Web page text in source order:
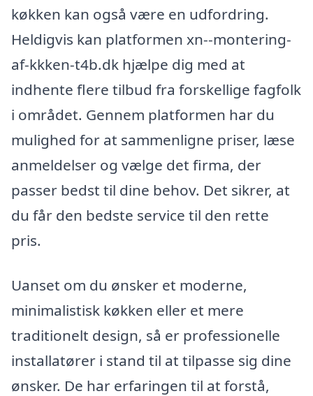
køkken kan også være en udfordring.
Heldigvis kan platformen xn--montering-
af-kkken-t4b.dk hjælpe dig med at
indhente flere tilbud fra forskellige fagfolk
i området. Gennem platformen har du
mulighed for at sammenligne priser, læse
anmeldelser og vælge det firma, der
passer bedst til dine behov. Det sikrer, at
du får den bedste service til den rette
pris.
Uanset om du ønsker et moderne,
minimalistisk køkken eller et mere
traditionelt design, så er professionelle
installatører i stand til at tilpasse sig dine
ønsker. De har erfaringen til at forstå,